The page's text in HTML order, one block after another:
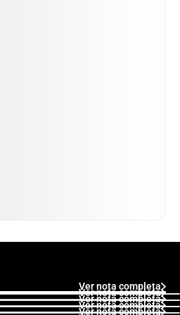
Ver nota completa
Ver nota completa
Ver nota completa
Ver nota completa
Ver nota completa